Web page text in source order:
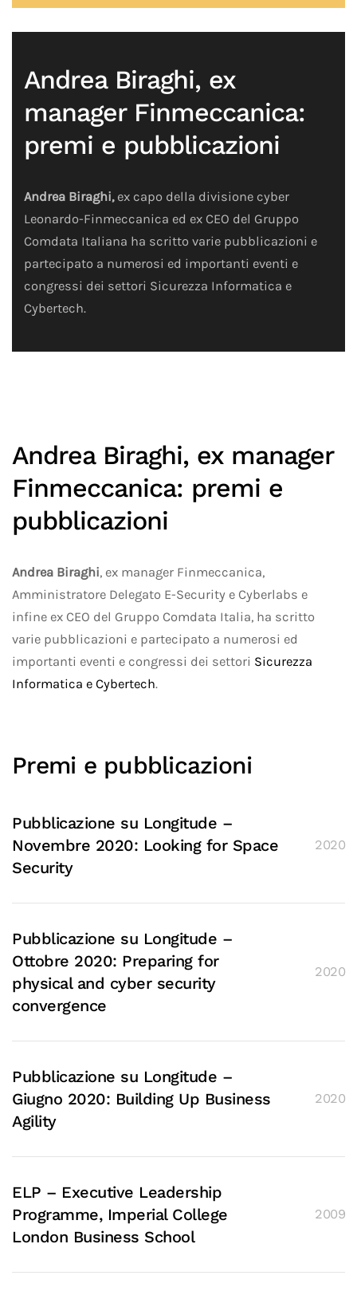
Andrea Biraghi, ex
manager Finmeccanica:
premi e pubblicazioni
Andrea Biraghi,ex capo della divisione cyber
Leonardo-Finmeccanica ed ex CEO del Gruppo
Comdata Italiana ha scritto varie pubblicazioni e
partecipato a numerosi ed importanti eventi e
congressi dei settori Sicurezza Informatica e
Cybertech.
Andrea Biraghi, ex manager
Finmeccanica: premi e
pubblicazioni
Andrea Biraghi, ex manager Finmeccanica,
Amministratore Delegato E-Security e Cyberlabs e
infine ex CEO del Gruppo Comdata Italia, ha scritto
varie pubblicazioni e partecipato a numerosi ed
importanti eventi e congressi dei settori Sicurezza
Informatica e Cybertech.
Premi e pubblicazioni
Pubblicazione su Longitude –
Novembre 2020: Looking for Space
Security
2020
Pubblicazione su Longitude –
Ottobre 2020: Preparing for
physical and cyber security
convergence
2020
Pubblicazione su Longitude –
Giugno 2020: Building Up Business
Agility
2020
ELP – Executive Leadership
Programme, Imperial College
London Business School
2009